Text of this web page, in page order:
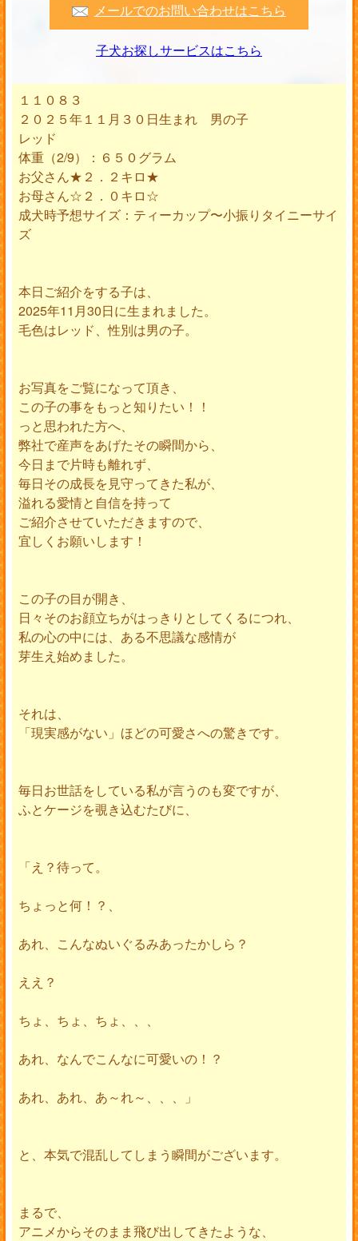
メールでのお問い合わせはこちら
子犬お探しサービスはこちら
１１０８３
２０２５年１１月３０日生まれ 男の子
レッド
体重（2/9）：６５０グラム
お父さん★２．２キロ★
お母さん☆２．０キロ☆
成犬時予想サイズ：ティーカップ〜小振りタイニーサイ
ズ
本日ご紹介をする子は、
2025年11月30日に生まれました。
毛色はレッド、性別は男の子。
お写真をご覧になって頂き、
この子の事をもっと知りたい！！
っと思われた方へ、
弊社で産声をあげたその瞬間から、
今日まで片時も離れず、
毎日その成長を見守ってきた私が、
溢れる愛情と自信を持って
ご紹介させていただきますので、
宜しくお願いします！
この子の目が開き、
日々そのお顔立ちがはっきりとしてくるにつれ、
私の心の中には、ある不思議な感情が
芽生え始めました。
それは、
「現実感がない」ほどの可愛さへの驚きです。
毎日お世話をしている私が言うのも変ですが、
ふとケージを覗き込むたびに、
「え？待って。
ちょっと何！？、
あれ、こんなぬいぐるみあったかしら？
ええ？
ちょ、ちょ、ちょ、、、
あれ、なんでこんなに可愛いの！？
あれ、あれ、あ～れ～、、、」
と、本気で混乱してしまう瞬間がございます。
まるで、
アニメからそのまま飛び出してきたような、